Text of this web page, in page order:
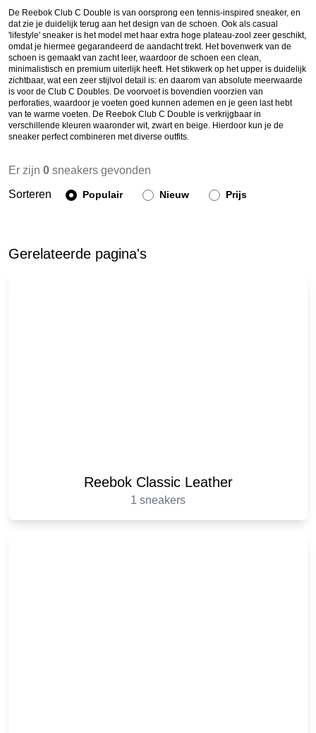
De Reebok Club C Double is van oorsprong een tennis-inspired sneaker, en
dat zie je duidelijk terug aan het design van de schoen. Ook als casual
'lifestyle' sneaker is het model met haar extra hoge plateau-zool zeer geschikt,
omdat je hiermee gegarandeerd de aandacht trekt. Het bovenwerk van de
schoen is gemaakt van zacht leer, waardoor de schoen een clean,
minimalistisch en premium uiterlijk heeft. Het stikwerk op het upper is duidelijk
zichtbaar, wat een zeer stijlvol detail is: en daarom van absolute meerwaarde
is voor de Club C Doubles. De voorvoet is bovendien voorzien van
perforaties, waardoor je voeten goed kunnen ademen en je geen last hebt
van te warme voeten. De Reebok Club C Double is verkrijgbaar in
verschillende kleuren waaronder wit, zwart en beige. Hierdoor kun je de
sneaker perfect combineren met diverse outfits.
Er zijn 0 sneakers gevonden
Sorteren
Populair Nieuw Prijs
Gerelateerde pagina's
Reebok Classic Leather
1 sneakers